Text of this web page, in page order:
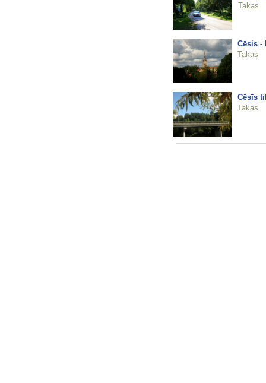
Takas
Cēsis -
Takas
Cēsīs
Takas